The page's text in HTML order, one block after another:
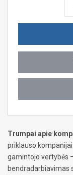
Trumpai apie
priklauso kompanijai
gamintojo vertybės
bendradarbiavimas